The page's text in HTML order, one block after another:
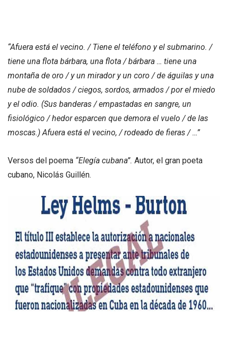
“Afuera está el vecino. / Tiene el teléfono y el submarino. /
tiene una flota bárbara, una flota / bárbara … tiene una
montaña de oro / y un mirador y un coro / de águilas y una
nube de soldados / ciegos, sordos, armados / por el miedo
y el odio. (Sus banderas / empastadas en sangre, un
fisiológico / hedor esparcen que demora el vuelo / de las
moscas.) Afuera está el vecino, / rodeado de fieras / …”
Versos del poema “Elegía cubana”. Autor, el gran poeta
cubano, Nicolás Guillén.